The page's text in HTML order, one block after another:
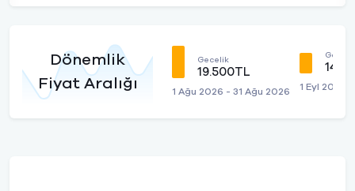
Dönemlik
Fiyat Aralığı
Gecelik
19.500TL
1 Ağu 2026 - 31 Ağu 2026 1 Eyl 2026